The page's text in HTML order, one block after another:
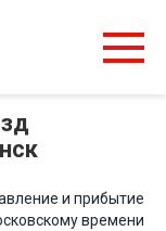
и прибытие
времени